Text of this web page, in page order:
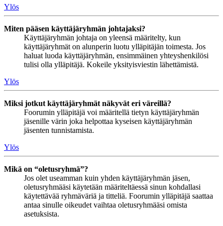
Ylös
Miten pääsen käyttäjäryhmän johtajaksi?
Käyttäjäryhmän johtaja on yleensä määritelty, kun
käyttäjäryhmät on alunperin luotu ylläpitäjän toimesta. Jos
haluat luoda käyttäjäryhmän, ensimmäinen yhteyshenkilösi
tulisi olla ylläpitäjä. Kokeile yksityisviestin lähettämistä.
Ylös
Miksi jotkut käyttäjäryhmät näkyvät eri väreillä?
Foorumin ylläpitäjä voi määritellä tietyn käyttäjäryhmän
jäsenille värin joka helpottaa kyseisen käyttäjäryhmän
jäsenten tunnistamista.
Ylös
Mikä on “oletusryhmä”?
Jos olet useamman kuin yhden käyttäjäryhmän jäsen,
oletusryhmääsi käytetään määriteltäessä sinun kohdallasi
käytettävää ryhmäväriä ja titteliä. Foorumin ylläpitäjä saattaa
antaa sinulle oikeudet vaihtaa oletusryhmääsi omista
asetuksista.